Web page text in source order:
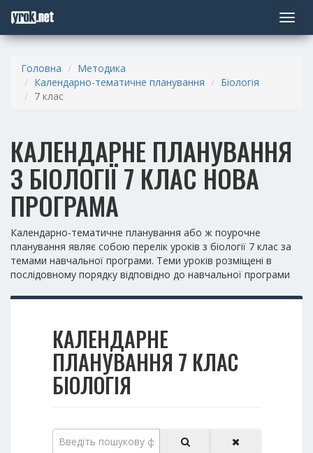
Toggle
Головна
Методика
Календарно-тематичне планування
Біологія
7 клас
КАЛЕНДАРНЕ ПЛАНУВАННЯ
З БІОЛОГІЇ 7 КЛАС НОВА
ПРОГРАМА
Календарно-тематичне планування або ж поурочне
планування являє собою перелік уроків з біології 7 клас за
темами навчальної програми. Теми уроків розміщені в
послідовному порядку відповідно до навчальної програми
КАЛЕНДАРНЕ
ПЛАНУВАННЯ 7 КЛАС
БІОЛОГІЯ